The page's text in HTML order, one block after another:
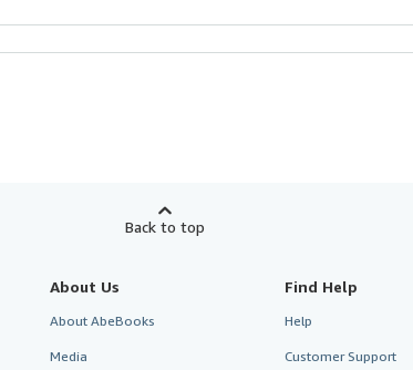
Back to top
About Us
About AbeBooks
Media
Find Help
Help
Customer Support